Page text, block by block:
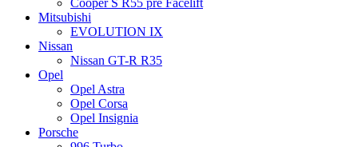
Cooper S R55 pre Facelift
Mitsubishi
EVOLUTION IX
Nissan
Nissan GT-R R35
Opel
Opel Astra
Opel Corsa
Opel Insignia
Porsche